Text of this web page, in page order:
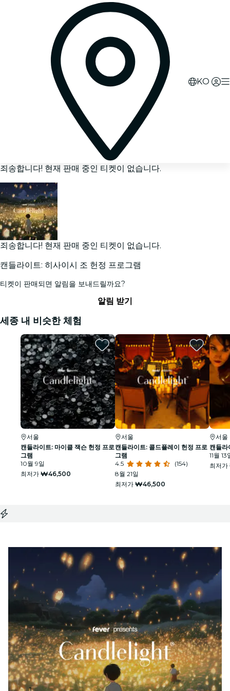
KO
죄송합니다! 현재 판매 중인 티켓이 없습니다.
죄송합니다! 현재 판매 중인 티켓이 없습니다.
캔들라이트: 히사이시 조 헌정 프로그램
티켓이 판매되면 알림을 보내드릴까요?
알림 받기
세종 내 비슷한 체험
서울
캔들라이트: 마이클 잭슨 헌정 프로
그램
10월 9일
최저가 ₩46,500
서울
캔들라이트: 콜드플레이 헌정 프로
그램
4.5
(154)
8월 21일
최저가 ₩46,500
서울
캔들라
11월 13
최저가